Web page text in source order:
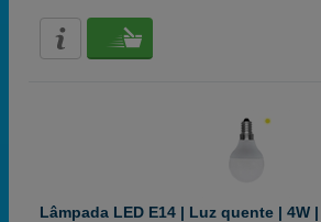
Lâmpada LED E14 | Luz quente | 4W